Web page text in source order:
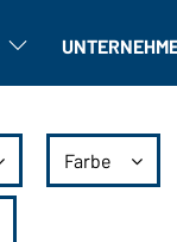
Veredelung: Untermenü
Farbe